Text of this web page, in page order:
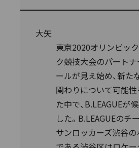
大矢
東京2020オリンピッ
ク競技大会のパート
ールが見え始め、新た
関わりについて可能
た中で、B.LEAGUEが
した。B.LEAGUEのチ
サンロッカーズ渋谷